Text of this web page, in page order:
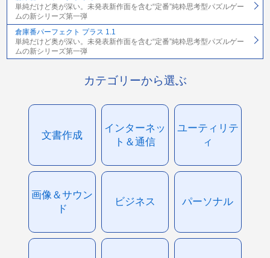
単純だけど奥が深い。未発表新作面を含む“定番”純粋思考型パズルゲー
ムの新シリーズ第一弾
倉庫番パーフェクト プラス 1.1
単純だけど奥が深い。未発表新作面を含む“定番”純粋思考型パズルゲー
ムの新シリーズ第一弾
カテゴリーから選ぶ
文書作成
インターネッ
ト＆通信
ユーティリテ
ィ
画像＆サウン
ド
ビジネス パーソナル